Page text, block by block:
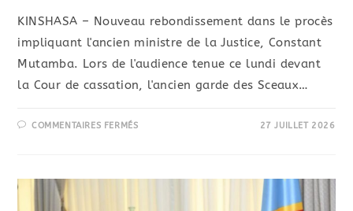
KINSHASA – Nouveau rebondissement dans le procès
impliquant l'ancien ministre de la Justice, Constant
Mutamba. Lors de l'audience tenue ce lundi devant
la Cour de cassation, l'ancien garde des Sceaux…
COMMENTAIRES FERMÉS 27 JUILLET 2026